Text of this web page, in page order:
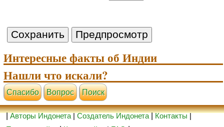
Интересные факты об Индии
Нашли что искали?
Cпасибо Вопрос Поиск
|Авторы Индонета|Создатель Индонета|Контакты|